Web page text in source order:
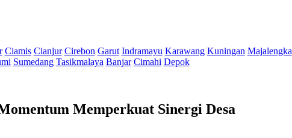
Ciamis Cianjur Cirebon Garut Indramayu Karawang Kuningan Majalengka
Sumedang Tasikmalaya Banjar Cimahi Depok
Memperkuat Sinergi Desa